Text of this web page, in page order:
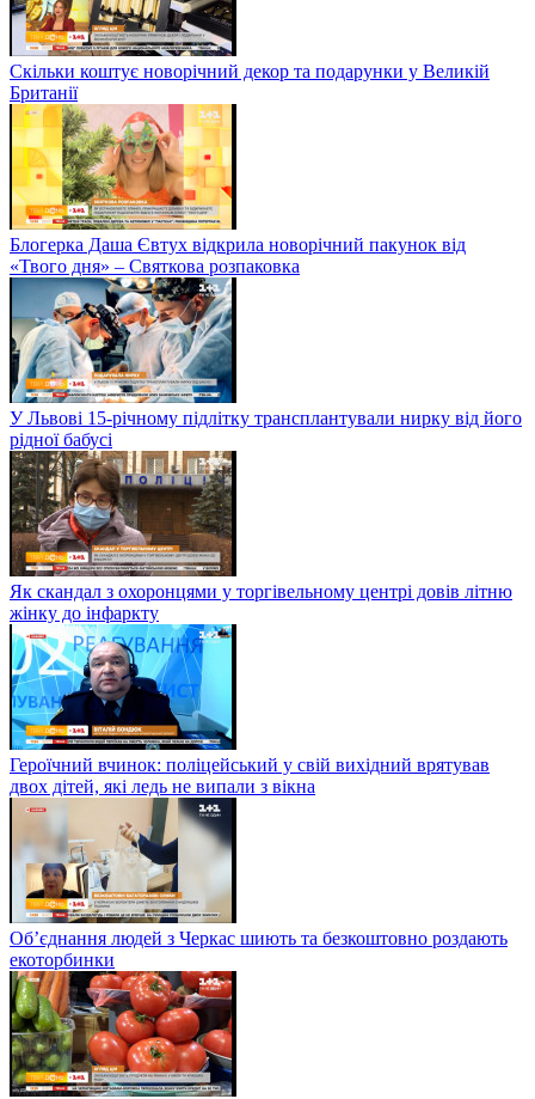
Скільки коштує новорічний декор та подарунки у Великій
Британії
Блогерка Даша Євтух відкрила новорічний пакунок від
«Твого дня» – Святкова розпаковка
У Львові 15-річному підлітку трансплантували нирку від його
рідної бабусі
Як скандал з охоронцями у торгівельному центрі довів літню
жінку до інфаркту
Героїчний вчинок: поліцейський у свій вихідний врятував
двох дітей, які ледь не випали з вікна
Об’єднання людей з Черкас шиють та безкоштовно роздають
екоторбинки